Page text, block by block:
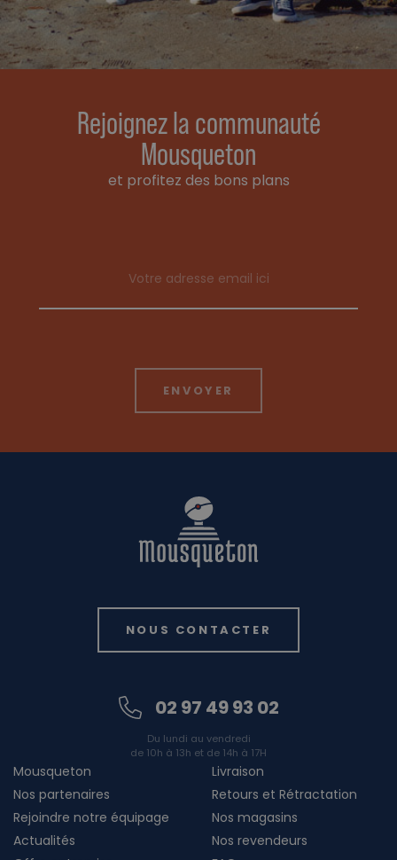
Rejoignez la communauté
Mousqueton
et profitez des bons plans
NOUS CONTACTER
02 97 49 93 02
Du lundi au vendredi
de 10h à 13h et de 14h à 17H
Mousqueton
Nos partenaires
Rejoindre notre équipage
Actualités
Livraison
Retours et Rétractation
Nos magasins
Nos revendeurs